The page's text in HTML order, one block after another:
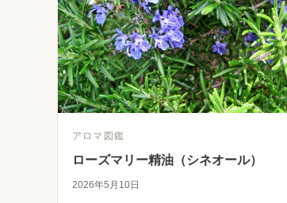
アロマ図鑑
ローズマリー精油（シネオール）
2026年5月10日